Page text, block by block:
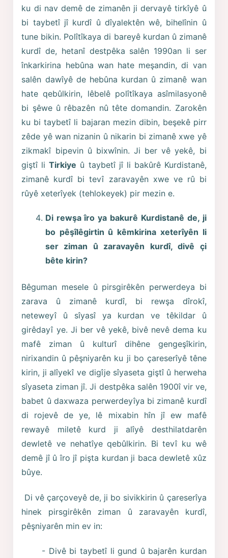
ku di nav demê de zimanên ji dervayê tirkîyê û
bi taybetî jî kurdî û dîyalektên wê, bihelînin û
tune bikin. Polîtîkaya di bareyê kurdan û zimanê
kurdî de, hetanî destpêka salên 1990an li ser
înkarkirina hebûna wan hate meşandin, di van
salên dawîyê de hebûna kurdan û zimanê wan
hate qebûlkirin, lêbelê polîtîkaya asîmilasyonê
bi şêwe û rêbazên nû tête domandin. Zarokên
ku bi taybetî li bajaran mezin dibin, beşekê pirr
zêde yê wan nizanin û nikarin bi zimanê xwe yê
zikmakî bipevin û bixwînin. Ji ber vê yekê, bi
giştî liTirkiye û taybetî jî li bakûrê Kurdistanê,
zimanê kurdî bi tevî zaravayên xwe ve rû bi
rûyê xeterîyek (tehlokeyek) pir mezin e.
Di rewşa îro ya bakurê Kurdistanê de, ji
bo pêşîlêgirtin û kêmkirina xeterîyên li
ser ziman û zaravayên kurdî, divê çi
bête kirin?
Bêguman mesele û pirsgirêkên perwerdeya bi
zarava û zimanê kurdî, bi rewşa dîrokî,
neteweyî û sîyasî ya kurdan ve têkildar û
girêdayî ye. Ji ber vê yekê, bivê nevê dema ku
mafê ziman û kulturî dihêne gengeşîkirin,
nirixandin û pêşniyarên ku ji bo çareserîyê têne
kirin, ji alîyekî ve digîje sîyaseta giştî û herweha
sîyaseta ziman jî. Ji destpêka salên 1900î vir ve,
babet û daxwaza perwerdeyîya bi zimanê kurdî
di rojevê de ye, lê mixabin hîn jî ew mafê
rewayê miletê kurd ji alîyê desthilatdarên
dewletê ve nehatîye qebûlkirin. Bi tevî ku wê
demê jî û îro jî pişta kurdan ji baca dewletê xûz
bûye.
Di vê çarçoveyê de, ji bo sivikkirin û çareserîya
hinek pirsgirêkên ziman û zaravayên kurdî,
pêşniyarên min ev in:
- Divê bi taybetî li gund û bajarên kurdan